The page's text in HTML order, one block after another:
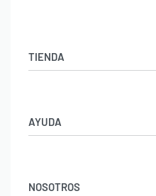
TIENDA
Ropa Fitness Mujer
NOSOTROS
AYUDA
Política de Privacidad